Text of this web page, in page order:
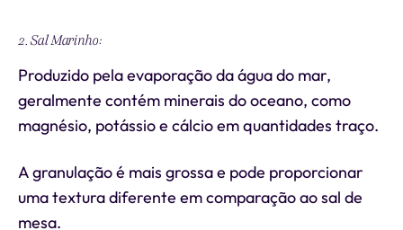
2. Sal Marinho:
Produzido pela evaporação da água do mar,
geralmente contém minerais do oceano, como
magnésio, potássio e cálcio em quantidades traço.
A granulação é mais grossa e pode proporcionar
uma textura diferente em comparação ao sal de
mesa.